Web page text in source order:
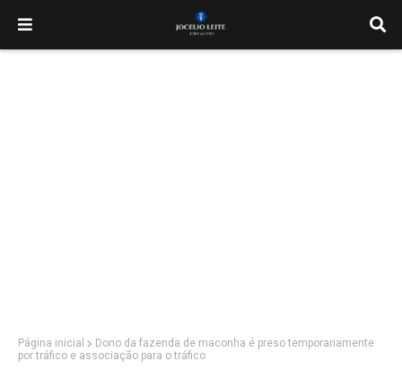
Página inicial
Dono da fazenda de maconha é preso temporariamente
por tráfico e associação para o tráfico